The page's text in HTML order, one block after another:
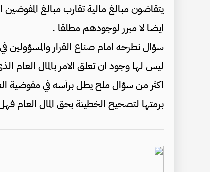
يتقاضون مبالغ مالية تقارب مبالغ
ايضا لا مبرر لوجودهم مطلقا .
سؤال نطرحه امام صناع القرار
ليس لها وجود ان تعلق الامر بالمال العام
اكثر من سؤال ملح يطل برأسه في مفوضية
برمتها لتصحيح الخطيئة بحق المال العام